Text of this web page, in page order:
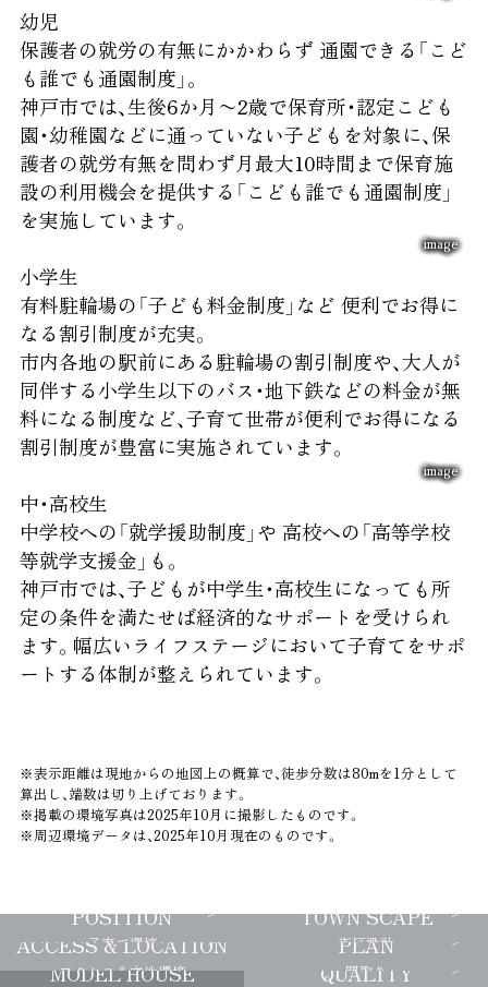
幼児
保護者の就労の有無にかかわらず 通園できる「こど
も誰でも通園制度」。
神戸市では、生後6か月〜2歳で保育所・認定こども
園・幼稚園などに通っていない子どもを対象に、保
護者の就労有無を問わず月最大10時間まで保育施
設の利用機会を提供する「こども誰でも通園制度」
を実施しています。
image
小学生
有料駐輪場の「子ども料金制度」など 便利でお得に
なる割引制度が充実。
市内各地の駅前にある駐輪場の割引制度や、大人が
同伴する小学生以下のバス・地下鉄などの料金が無
料になる制度など、子育て世帯が便利でお得になる
割引制度が豊富に実施されています。
image
中・高校生
中学校への「就学援助制度」や 高校への「高等学校
等就学支援金」も。
神戸市では、子どもが中学生・高校生になっても所
定の条件を満たせば経済的なサポートを受けられ
ます。幅広いライフステージにおいて子育てをサポ
ートする体制が整えられています。
※表示距離は現地からの地図上の概算で、徒歩分数は80mを1分として
算出し、端数は切り上げております。
※掲載の環境写真は2025年10月に撮影したものです。
※周辺環境データは、2025年10月現在のものです。
POSITION
子育て環境
TOWN SCAPE
街区設計
ACCESS & LOCATION
アクセス＆立地環境
PLAN
間取り
MODEL HOUSE QUALITY